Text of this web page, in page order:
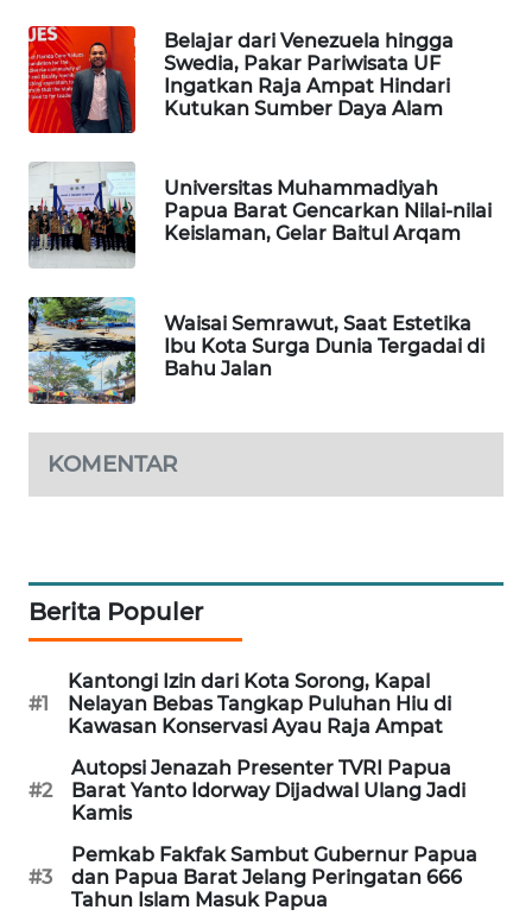
Belajar dari Venezuela hingga
Swedia, Pakar Pariwisata UF
Ingatkan Raja Ampat Hindari
Kutukan Sumber Daya Alam
Universitas Muhammadiyah
Papua Barat Gencarkan Nilai-nilai
Keislaman, Gelar Baitul Arqam
Waisai Semrawut, Saat Estetika
Ibu Kota Surga Dunia Tergadai di
Bahu Jalan
KOMENTAR
Berita Populer
#1
Kantongi Izin dari Kota Sorong, Kapal
Nelayan Bebas Tangkap Puluhan Hiu di
Kawasan Konservasi Ayau Raja Ampat
#2
Autopsi Jenazah Presenter TVRI Papua
Barat Yanto Idorway Dijadwal Ulang Jadi
Kamis
#3
Pemkab Fakfak Sambut Gubernur Papua
dan Papua Barat Jelang Peringatan 666
Tahun Islam Masuk Papua
PORTAL
KONSUMEN
FORWAMKI
ALPERKLINAS
FORJASIDA
TAMBANG
NEWS
SITUNGIR
NEWS
SIDIKALANG
SIBARAGAS
NEWS
METRO
SIANTAR
NEWS
METRO
MEDAN
METRO